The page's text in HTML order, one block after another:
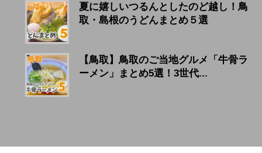
夏に嬉しいつるんとしたのど越し！鳥
取・島根のうどんまとめ５選
【鳥取】鳥取のご当地グルメ「牛骨ラ
ーメン」まとめ5選！3世代...